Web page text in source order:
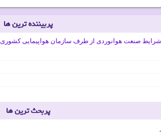
پربیننده ترین ها
صنعت هوانوردی از طرف سازمان هواپیمایی کشوری
پربحث ترین ها